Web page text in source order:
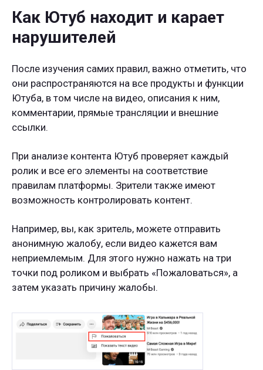
Как Ютуб находит и карает
нарушителей
После изучения самих правил, важно отметить, что
они распространяются на все продукты и функции
Ютуба, в том числе на видео, описания к ним,
комментарии, прямые трансляции и внешние
ссылки.
При анализе контента Ютуб проверяет каждый
ролик и все его элементы на соответствие
правилам платформы. Зрители также имеют
возможность контролировать контент.
Например, вы, как зритель, можете отправить
анонимную жалобу, если видео кажется вам
неприемлемым. Для этого нужно нажать на три
точки под роликом и выбрать «Пожаловаться», а
затем указать причину жалобы.